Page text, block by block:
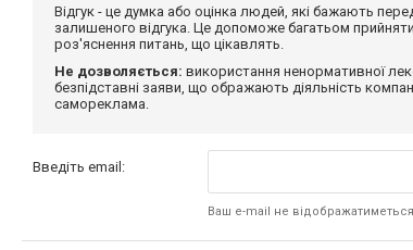
Відгук - це думка або оцінка людей, які бажають
залишеного відгука. Це допоможе багатьом
роз'яснення питань, що цікавлять.
Не дозволяється: використання ненормативної
безпідставні заяви, що ображають діяльність
самореклама.
Введіть email:
Ваш e-mail не відображатиметься